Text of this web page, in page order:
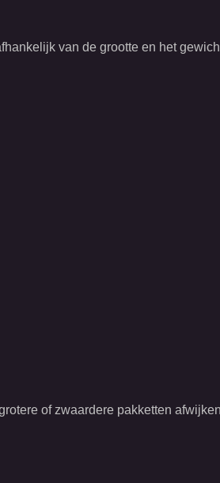
van de grootte en het
of zwaardere pakketten